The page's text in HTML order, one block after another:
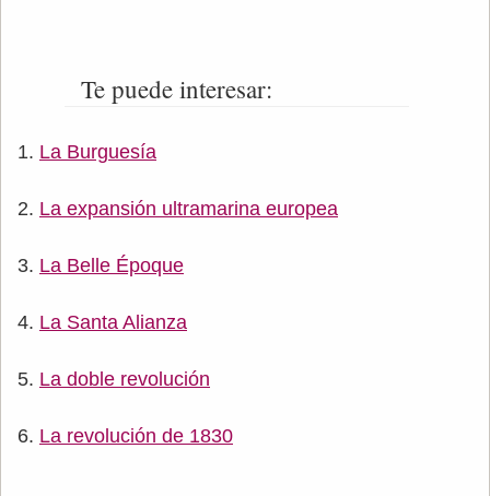
Te puede interesar:
La Burguesía
La expansión ultramarina europea
La Belle Époque
La Santa Alianza
La doble revolución
La revolución de 1830